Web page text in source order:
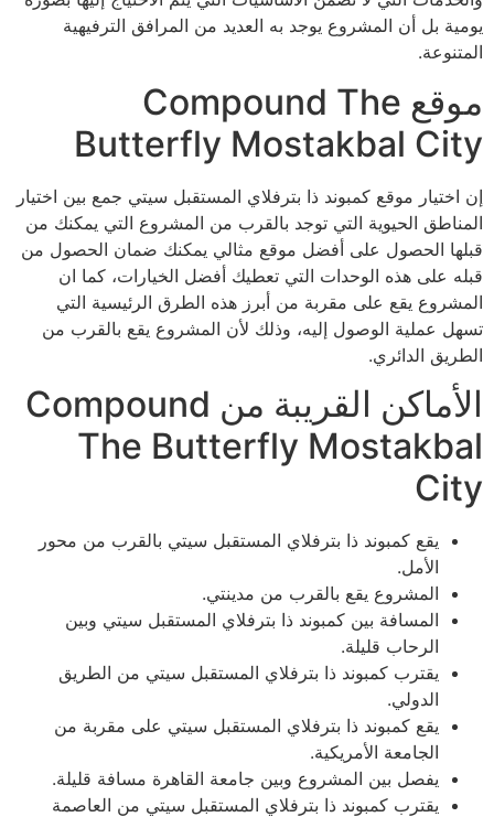
يومية بل أن المشروع يوجد به العديد من المرافق الترفيهية
المتنوعة.
موقع Compound The
Butterfly Mostakbal City
إن اختيار موقع كمبوند ذا بترفلاي المستقبل سيتي جمع بين اختيار
المناطق الحيوية التي توجد بالقرب من المشروع التي يمكنك من
قبلها الحصول على أفضل موقع مثالي يمكنك ضمان الحصول من
قبله على هذه الوحدات التي تعطيك أفضل الخيارات، كما ان
المشروع يقع على مقربة من أبرز هذه الطرق الرئيسية التي
تسهل عملية الوصول إليه، وذلك لأن المشروع يقع بالقرب من
الطريق الدائري.
الأماكن القريبة من Compound
The Butterfly Mostakbal
City
يقع كمبوند ذا بترفلاي المستقبل سيتي بالقرب من محور
الأمل.
المشروع يقع بالقرب من مدينتي.
المسافة بين كمبوند ذا بترفلاي المستقبل سيتي وبين
الرحاب قليلة.
يقترب كمبوند ذا بترفلاي المستقبل سيتي من الطريق
الدولي.
يقع كمبوند ذا بترفلاي المستقبل سيتي على مقربة من
الجامعة الأمريكية.
يفصل بين المشروع وبين جامعة القاهرة مسافة قليلة.
يقترب كمبوند ذا بترفلاي المستقبل سيتي من العاصمة